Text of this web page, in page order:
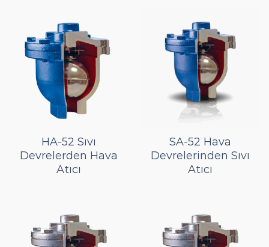
HA-52 Sıvı
Devrelerden Hava
Atıcı
SA-52 Hava
Devrelerinden Sıvı
Atıcı